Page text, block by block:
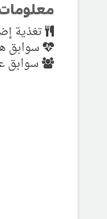
تغذية
سوابق
سوابق